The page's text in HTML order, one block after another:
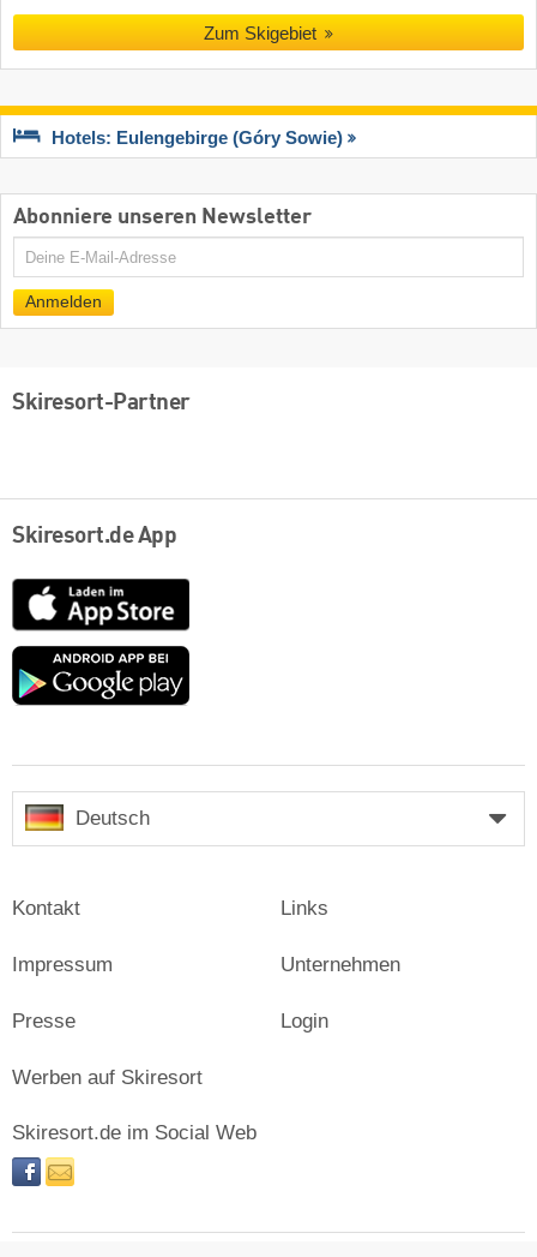
Zum Skigebiet
Hotels: Eulengebirge (Góry Sowie)
Abonniere unseren Newsletter
E-
Anmelden
Skiresort-Partner
Skiresort.de App
App
Store
Google
Deutsch
Kontakt
Impressum
Presse
Links
Unternehmen
Login
Werben auf Skiresort
Skiresort.de im Social Web
facebooknewsletter